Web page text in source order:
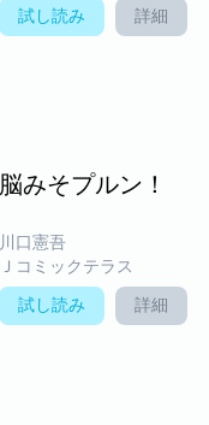
試し読み 詳細
脳みそプルン！
川口憲吾
Ｊコミックテラス
試し読み 詳細